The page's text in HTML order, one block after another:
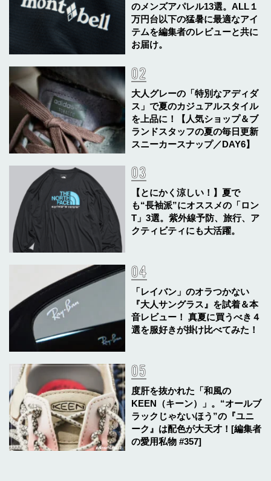
のメンズアパレル13選。ALL１
万円台以下の猛暑に最適なアイ
テムを編集者のレビューと共に
お届け。
大人グレーの「特別なアディダ
ス」で夏のカジュアルスタイル
を上品に！【人気ショップ＆ブ
ランドスタッフの夏の毎日更新
スニーカースナップ／DAY6】
【とにかく涼しい！】夏で
も“長袖派”にオススメの「ロン
T」3選。紫外線予防、旅行、ア
クティビティにも大活躍。
「レイバン」のオラつかない
『大人サングラス』を試着＆本
音レビュー！ 真夏に買うべき４
選を服好きが掛け比べてみた！
度肝を抜かれた「和風の
KEEN（キーン）」。“オールブ
ラックじゃないほう”の『ユニ
ーク』は配色が大天才！[編集者
の愛用私物 #357]